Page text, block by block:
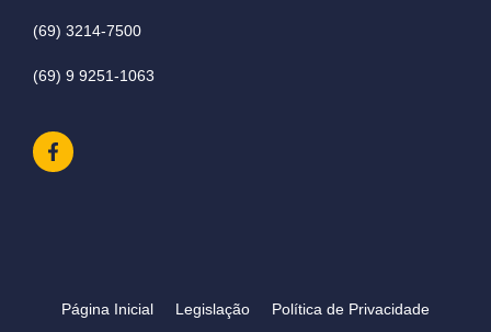
(69) 3214-7500
(69) 9 9251-1063
Página Inicial Legislação Política de Privacidade